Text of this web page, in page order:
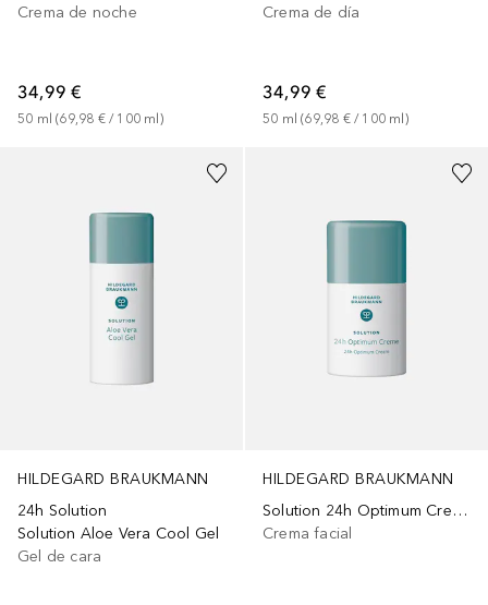
Crema de noche
34,99 €
50 ml (69,98 € / 100 ml)
Crema de día
34,99 €
50 ml (69,98 € / 100 ml)
HILDEGARD BRAUKMANN
24h Solution
Solution Aloe Vera Cool Gel
Gel de cara
HILDEGARD BRAUKMANN
Solution 24h Optimum Creme
Crema facial